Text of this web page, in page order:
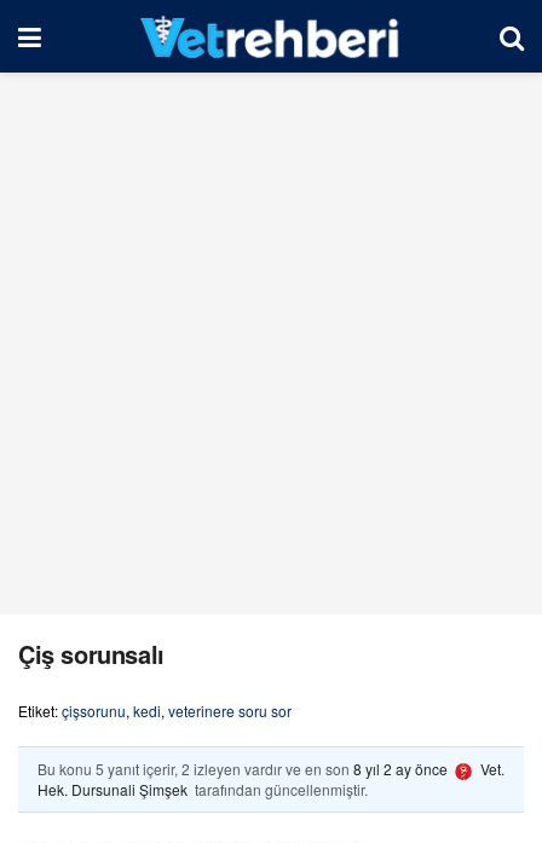
Çiş sorunsalı
Etiket:çişsorunu, kedi, veterinere soru sor
Bu konu 5 yanıt içerir, 2 izleyen vardır ve en son 8 yıl 2 ay önce
Vet.
Hek. Dursunali Şimşek tarafından güncellenmiştir.